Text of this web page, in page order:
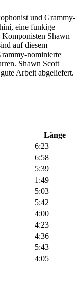
und Grammy-
eine funkige
Shawn
auf diesem
nominierte
Shawn Scott
Arbeit abgeliefert.
Länge
6:23
6:58
5:39
1:49
5:03
5:42
4:00
4:23
4:36
5:43
4:05